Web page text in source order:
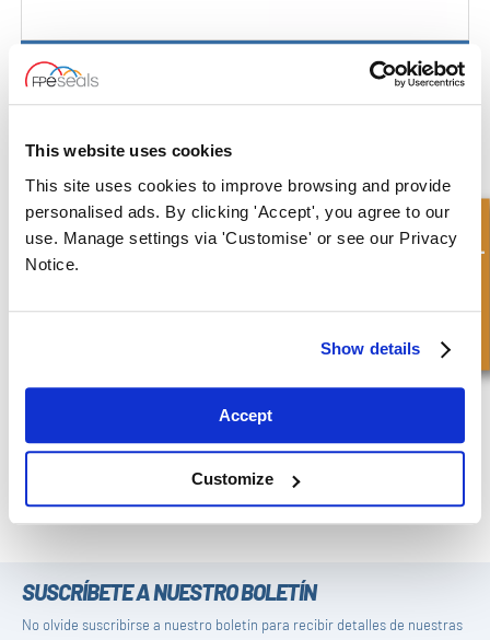
This website uses cookies
This site uses cookies to improve browsing and provide
personalised ads. By clicking 'Accept', you agree to our
use. Manage settings via 'Customise' or see our Privacy
Notice.
Show details
Accept
Customize
Sello de Brida
Sello de Conector de Fluido - DIN3869
SUSCRÍBETE A NUESTRO BOLETÍN
No olvide suscribirse a nuestro boletín para recibir detalles de nuestras
Consulta rápida